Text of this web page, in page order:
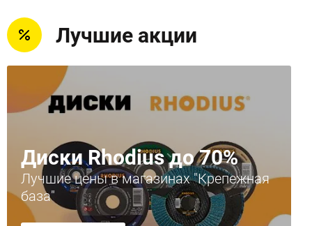
Лучшие акции
Диски Rhodius до 70%
Лучшие цены в магазинах "Крепежная
база"